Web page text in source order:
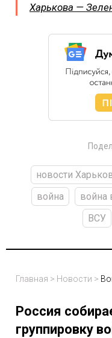
Харькова —
новости
война
война
ВСУ
Главная > Новости >
Россия
группировку